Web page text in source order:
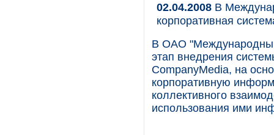
02.04.2008 В
корпоративная
В ОАО
этап внедрения
CompanyMedia, на
корпоративную
коллективного
использования ими